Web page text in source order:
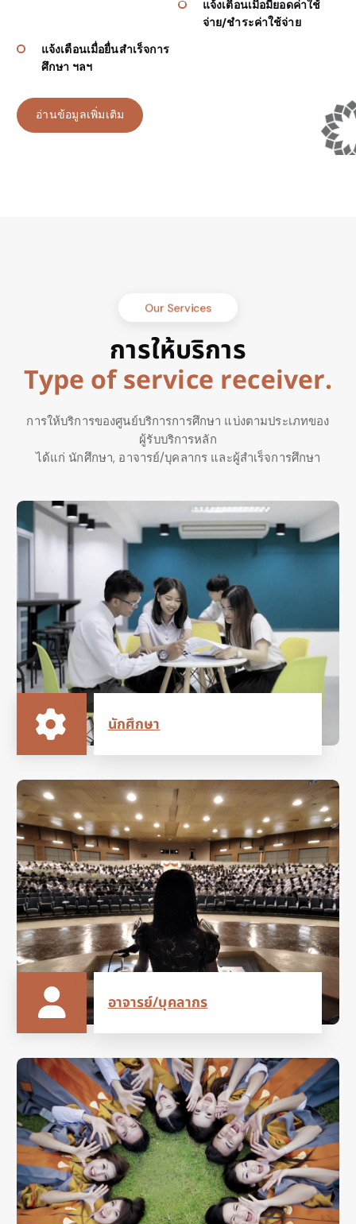
แจ้งเตือนเมื่อมียอดค่าใช้
จ่าย/ชำระค่าใช้จ่าย
แจ้งเตือนเมื่อยื่นสำเร็จการ
ศึกษา ฯลฯ
อ่านข้อมูลเพิ่มเติม
Our Services
การให้บริการ
ประเภทของผ
r v ice receiver.
การให้บริการของศูนย์บริการการศึกษา แบ่งตามประเภทของ
ผู้รับบริการหลัก
ได้แก่ นักศึกษา, อาจารย์/บุคลากร และผู้สำเร็จการศึกษา
นักศึกษา
อาจารย์/บุคลากร